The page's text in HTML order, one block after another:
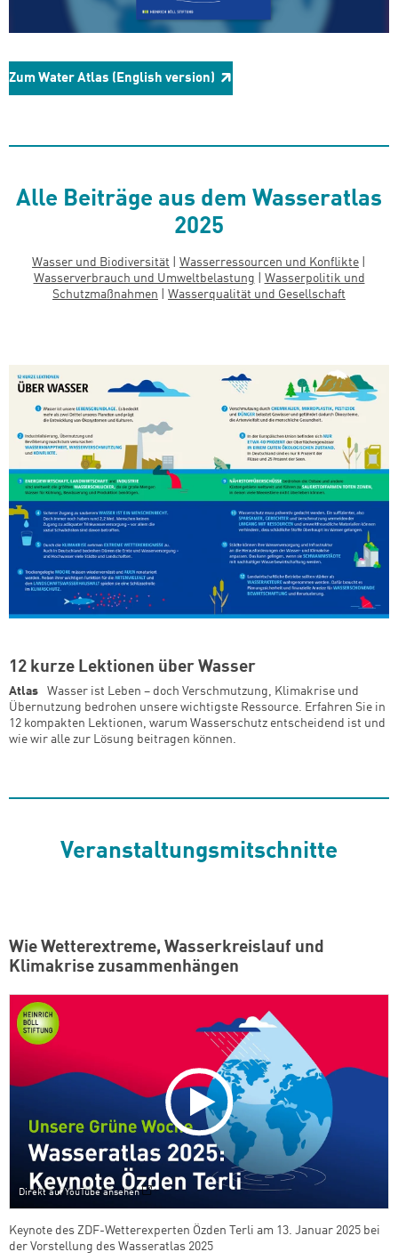
Zum Water Atlas (English version)
Alle Beiträge aus dem Wasseratlas
2025
Wasser und Biodiversität Wasserressourcen und Konflikte
Wasserverbrauch und Umweltbelastung
Wasserpolitik und
Schutzmaßnahmen
Wasserqualität und Gesellschaft
12 kurze Lektionen über Wasser
Atlas
Wasser ist Leben – doch Verschmutzung, Klimakrise und
Übernutzung bedrohen unsere wichtigste Ressource. Erfahren Sie in
12 kompakten Lektionen, warum Wasserschutz entscheidend ist und
wie wir alle zur Lösung beitragen können.
Veranstaltungsmitschnitte
Wie Wetterextreme, Wasserkreislauf und
Klimakrise zusammenhängen
Direkt auf YouTube ansehen
Keynote des ZDF-Wetterexperten Özden Terli am 13. Januar 2025 bei
der Vorstellung des Wasseratlas 2025